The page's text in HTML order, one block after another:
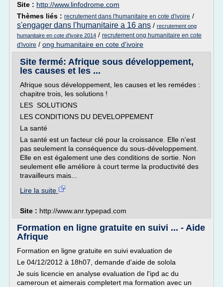
Site : http://www.linfodrome.com
Thèmes liés : recrutement dans l'humanitaire en cote d'ivoire /
s'engager dans l'humanitaire a 16 ans / recrutement ong
humanitaire en cote d'ivoire 2014 / recrutement ong humanitaire en cote
d'ivoire / ong humanitaire en cote d'ivoire
Site fermé: Afrique sous développement,
les causes et les ...
Afrique sous développement, les causes et les remédes :
chapitre trois, les solutions !
LES SOLUTIONS
LES CONDITIONS DU DEVELOPPEMENT
La santé
La santé est un facteur clé pour la croissance. Elle n'est
pas seulement la conséquence du sous-développement.
Elle en est également une des conditions de sortie. Non
seulement elle améliore à court terme la productivité des
travailleurs mais...
Lire la suite
Site : http://www.anr.typepad.com
Formation en ligne gratuite en suivi ... - Aide
Afrique
Formation en ligne gratuite en suivi evaluation de
Le 04/12/2012 à 18h07, demande d'aide de solola
Je suis licencie en analyse evaluation de l'ipd ac du
cameroun et aimerais completert ma formation avec un